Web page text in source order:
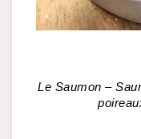
Le Saumon –